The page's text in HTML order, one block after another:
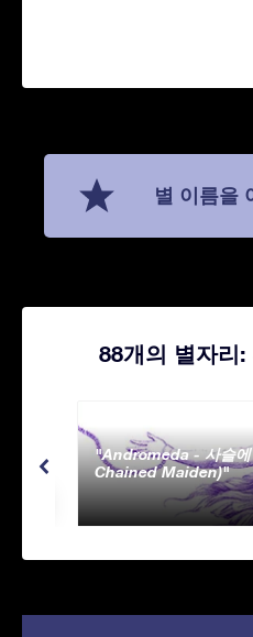
별 이름을
88개의 별자리:
Andromeda - 사슬
Chained Maiden)